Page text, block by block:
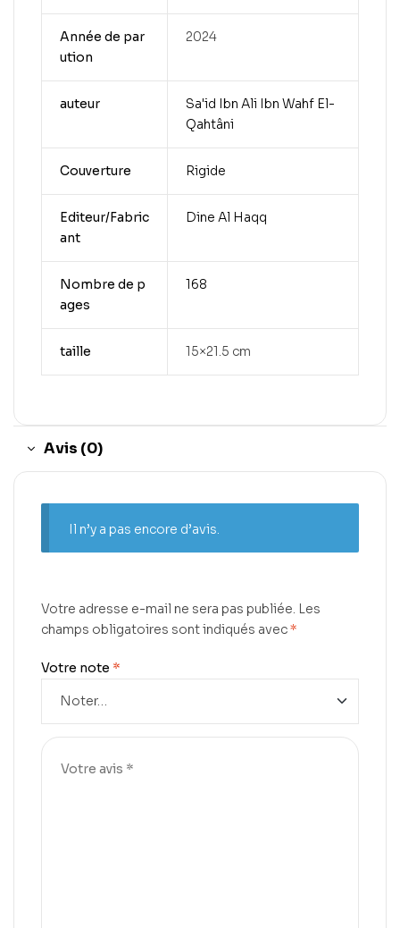
Année de par
ution
2024
auteur
Sa'id Ibn Ali Ibn Wahf El-
Qahtâni
Couverture Rigide
Editeur/Fabric
ant
Dine Al Haqq
Nombre de p
ages
168
taille 15×21.5 cm
Avis (0)
Il n’y a pas encore d’avis.
Votre adresse e-mail ne sera pas publiée. Les
champs obligatoires sont indiqués avec*
Votre note *